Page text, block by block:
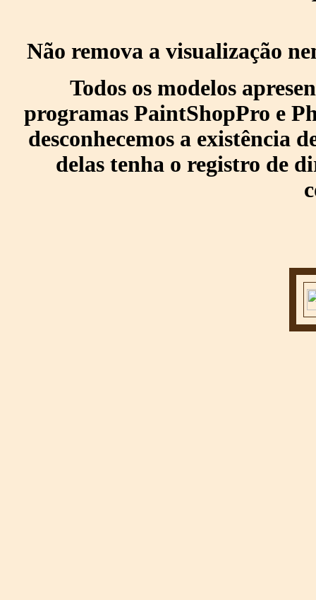
Não remova a visualização
Todos os modelos
programas PaintShopPro e
desconhecemos a existência
delas tenha o registro de